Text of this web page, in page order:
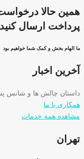
همین حالا
پرداخت ارسال
ما الهام بخش و کمک شما خواهیم بود
آخرین اخبار
داستان چالش ها و شانس
همکاری با ما
مشاهده همه خدمات
تهران